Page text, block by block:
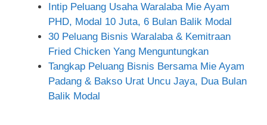
Intip Peluang Usaha Waralaba Mie Ayam
PHD, Modal 10 Juta, 6 Bulan Balik Modal
30 Peluang Bisnis Waralaba & Kemitraan
Fried Chicken Yang Menguntungkan
Tangkap Peluang Bisnis Bersama Mie Ayam
Padang & Bakso Urat Uncu Jaya, Dua Bulan
Balik Modal